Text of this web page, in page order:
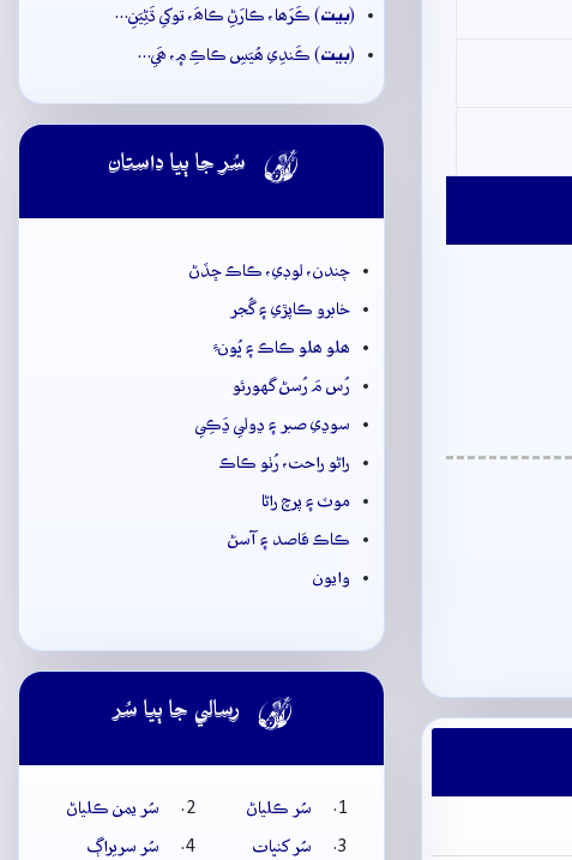
(بيت) ڪَرَھا، ڪارَڻِ ڪاھَ، توکي ڌَڻِيَنِ…
(بيت) ڪَندِي ھُيَسِ ڪاڪِ ۾، ھَي…
 سُر جا ٻيا داستان
چندن، لوڊي، ڪاڪ ڇڏڻ
خابرو ڪاپڙي ۽ گُجر
ھلو ھلو ڪاڪ ۽ ڀُونءِ
رُس مَ رُسڻ گهورئو
سوڍي صبر ۽ ڍولي ڍَڪِي
راڻو راحت، رُٺو ڪاڪ
موٽ ۽ پرچ راڻا
ڪاڪ قاصد ۽ آسڻ
وايون
 رسالي جا ٻيا سُر
سُر ڪلياڻ
سُر يمن ڪلياڻ
سُر کنڀات
سُر سريراڳ